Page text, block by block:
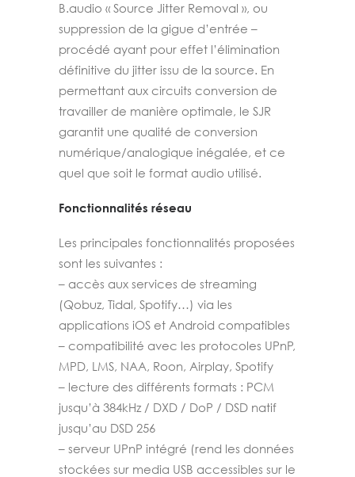
B.audio « Source Jitter Removal », ou
suppression de la gigue d’entrée –
procédé ayant pour effet l’élimination
définitive du jitter issu de la source. En
permettant aux circuits conversion de
travailler de manière optimale, le SJR
garantit une qualité de conversion
numérique/analogique inégalée, et ce
quel que soit le format audio utilisé.
Fonctionnalités réseau
Les principales fonctionnalités proposées
sont les suivantes :
– accès aux services de streaming
(Qobuz, Tidal, Spotify…) via les
applications iOS et Android compatibles
– compatibilité avec les protocoles UPnP,
MPD, LMS, NAA, Roon, Airplay, Spotify
– lecture des différents formats : PCM
jusqu’à 384kHz / DXD / DoP / DSD natif
jusqu’au DSD 256
– serveur UPnP intégré (rend les données
stockées sur media USB accessibles sur le